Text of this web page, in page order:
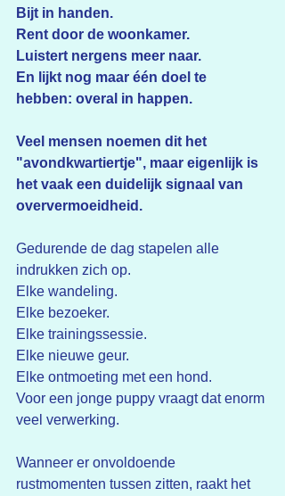
Bijt in handen.
Rent door de woonkamer.
Luistert nergens meer naar.
En lijkt nog maar één doel te
hebben: overal in happen.
Veel mensen noemen dit het
"avondkwartiertje", maar eigenlijk is
het vaak een duidelijk signaal van
oververmoeidheid.
Gedurende de dag stapelen alle
indrukken zich op.
Elke wandeling.
Elke bezoeker.
Elke trainingssessie.
Elke nieuwe geur.
Elke ontmoeting met een hond.
Voor een jonge puppy vraagt dat enorm
veel verwerking.
Wanneer er onvoldoende
rustmomenten tussen zitten, raakt het